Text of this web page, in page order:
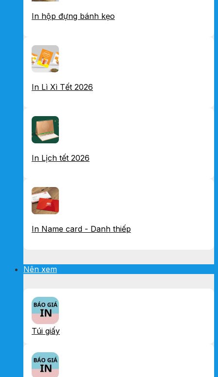
In hộp đựng bánh kẹo
In Lì Xì Tết 2026
In Lịch tết 2026
In Name card - Danh thiếp
Nên xem
Túi giấy